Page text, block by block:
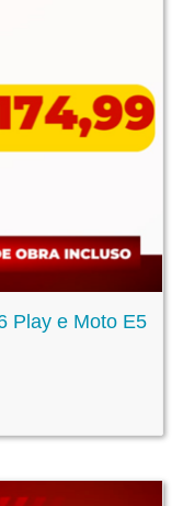
Play e Moto E5